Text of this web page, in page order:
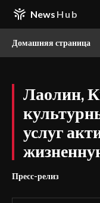
News Hub
Домашняя страница
Лаолин,
услуг
Пресс-релиз